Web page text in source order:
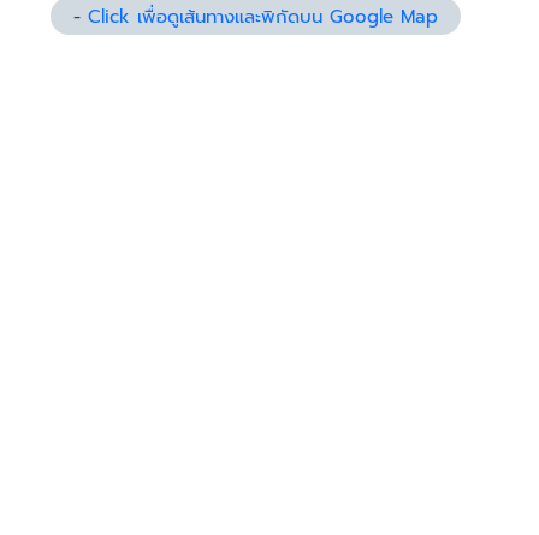
-Click เพื่อดูเส้นทางและพิกัดบน Google Map